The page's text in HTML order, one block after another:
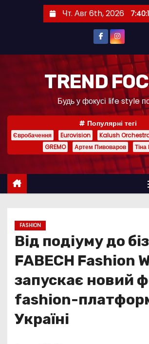
и
Чт. Авг 6th, 2026
TREND
Будь у фокусі life style
Популярні тегі
Євробачення Eurovision Kalush
GREMO
Артем Пивоваров
FASHION
Від подіуму до
FABECH Fashion
запускає новий
fashion-
Україні